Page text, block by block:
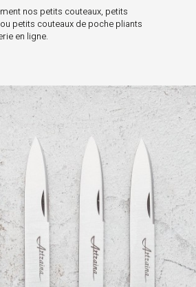
nos petits couteaux, petits
ou petits couteaux de poche pliants
en ligne.